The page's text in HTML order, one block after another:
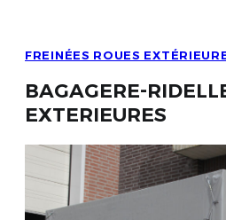
FREINÉES ROUES
BAGAGERE-
EXTERIEURES